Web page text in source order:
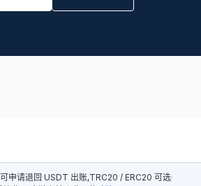
申请退回 ·USDT 出账,TRC20 / ERC20 可选·